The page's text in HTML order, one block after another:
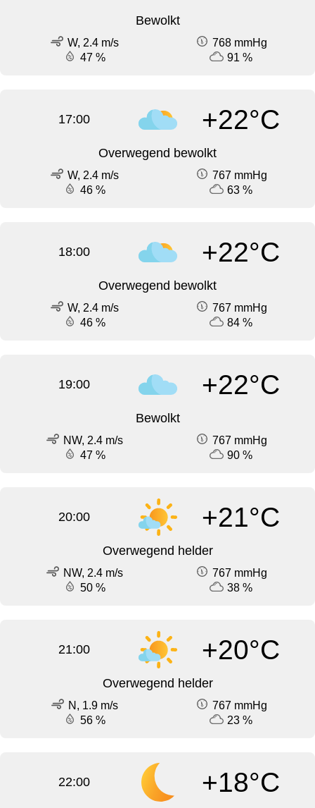
Bewolkt
W, 2.4 m/s
768 mmHg
47 %
91 %
17:00 +22°C
Overwegend bewolkt
W, 2.4 m/s
767 mmHg
46 %
63 %
18:00 +22°C
Overwegend bewolkt
W, 2.4 m/s
767 mmHg
46 %
84 %
19:00 +22°C
Bewolkt
NW, 2.4 m/s
767 mmHg
47 %
90 %
20:00 +21°C
Overwegend helder
NW, 2.4 m/s
767 mmHg
50 %
38 %
21:00 +20°C
Overwegend helder
N, 1.9 m/s
767 mmHg
56 %
23 %
22:00 +18°C